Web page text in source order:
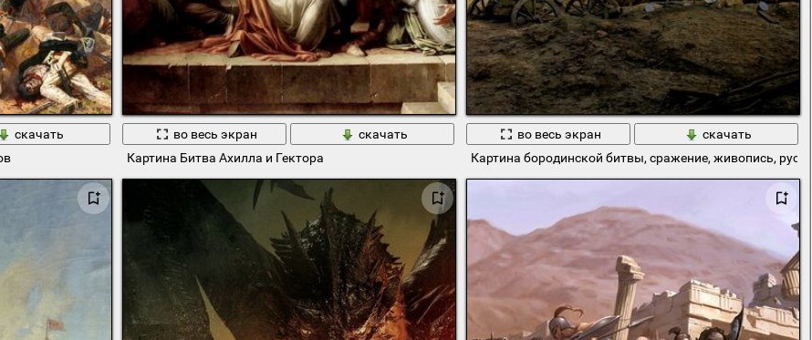
скачать
во весь экран
скачать
Картина Битва Ахилла и Гектора
во весь экран
скачать
Картина бородинской битвы, сражение, живопись,